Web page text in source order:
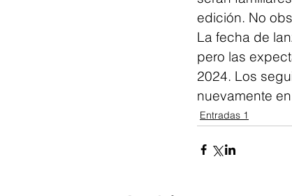
edición. No
La fecha de
pero las
2024. Los
nuevamente
Entradas 1